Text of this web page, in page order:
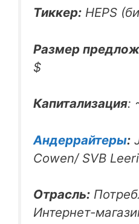
Тиккер: HEPS
Размер
$
Капитализация:
Андеррайтеры:
Cowen/ SVB
Отрасль:
Интернет-